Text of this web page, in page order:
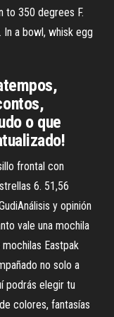
to 350 degrees F.
a bowl, whisk egg
o que
frontal con
6. 51,56
y opinión
vale una mochila
Eastpak
no solo a
podrás elegir tu
colores, fantasías